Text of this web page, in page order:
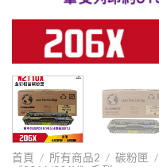
首頁 / 所有商品2 / 碳粉匣 /